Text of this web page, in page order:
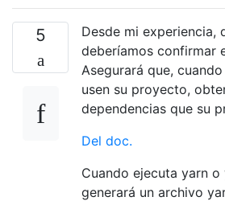
5
Desde mi experiencia,
deberíamos confirmar
Asegurará que,
usen su proyecto,
dependencias que su
Del doc.
Cuando ejecuta yarn o
generará un archivo